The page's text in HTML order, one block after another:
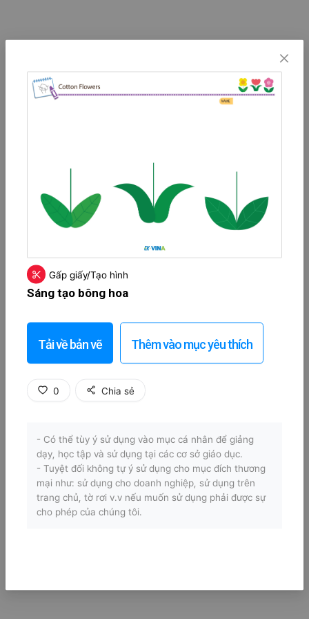
Gấp giấy/Tạo hình
Sáng tạo bông hoa
Tải về bản vẽ Thêm vào mục yêu thích
0 Chia sẻ
- Có thể tùy ý sử dụng vào mục cá nhân để giảng
dạy, học tập và sử dụng tại các cơ sở giáo dục.
- Tuyệt đối không tự ý sử dụng cho mục đích thương
mại như: sử dụng cho doanh nghiệp, sử dụng trên
trang chủ, tờ rơi v.v nếu muốn sử dụng phải được sự
cho phép của chúng tôi.